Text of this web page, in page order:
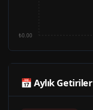
₺0.00
📅 Aylık Getiriler